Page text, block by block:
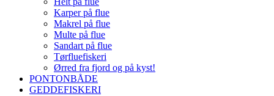
Karper på flue
Makrel på flue
Multe på flue
Sandart på flue
Tørfluefiskeri
Ørred fra fjord og på kyst!
PONTONBÅDE
GEDDEFISKERI